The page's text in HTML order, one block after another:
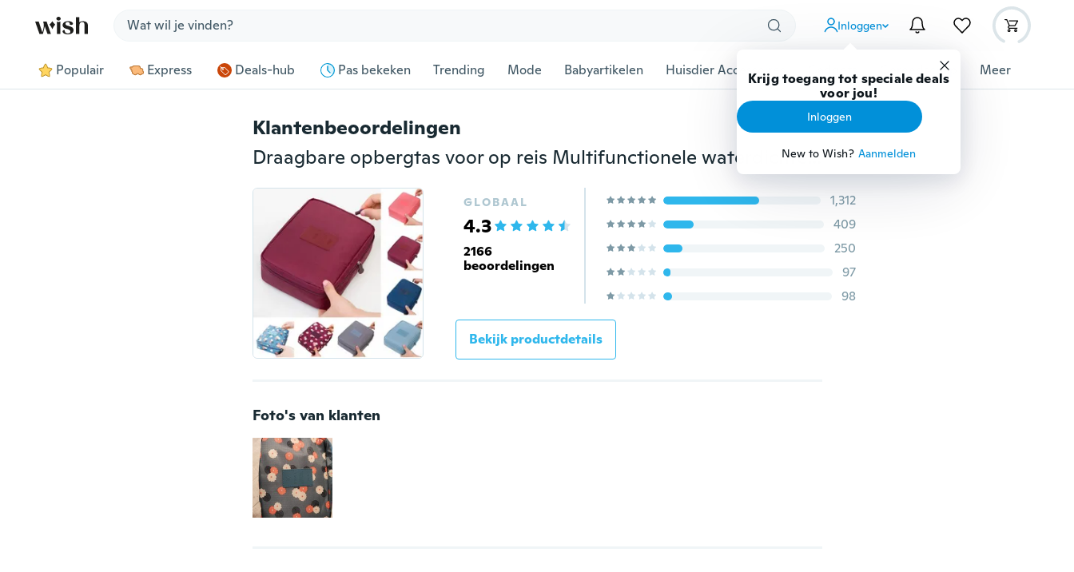
Inloggen
Krijg toegang tot speciale deals
voor jou!
Inloggen
New to Wish? Aanmelden
Populair Express Deals-hub Pas bekeken Trending Mode Babyartikelen Huisdier Accessoires Gereedschap Meer
Klantenbeoordelingen
Draagbare opbergtas voor op reis Multifunctionele waterdichte nylon make-uptas voor make-up
GLOBAAL
4.3
2166
beoordelingen
1,312
409
250
97
98
Bekijk productdetails
Foto's van klanten